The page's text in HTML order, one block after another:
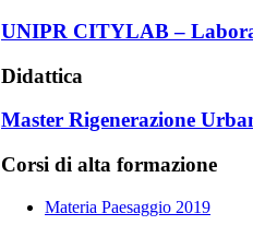
UNIPR CITYLAB –
Didattica
Master Rigenerazione
Corsi di alta formazione
Materia Paesaggio 2019